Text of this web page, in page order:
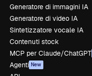
Generatore di immagini IA
Generatore di video IA
Sintetizzatore vocale IA
Contenuti stock
MCP per Claude/ChatGPT
Agenti New